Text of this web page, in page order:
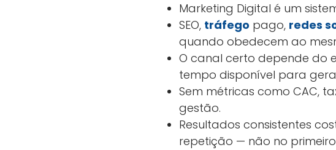
Marketing Digital é um
SEO, tráfego pago, redes
quando obedecem ao
O canal certo depende do
tempo disponível para
Sem métricas como CAC,
gestão.
Resultados consistentes
repetição — não no